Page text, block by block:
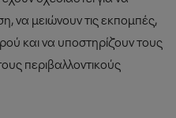
να μειώνουν τις εκπομπές,
και να υποστηρίζουν τους
περιβαλλοντικούς